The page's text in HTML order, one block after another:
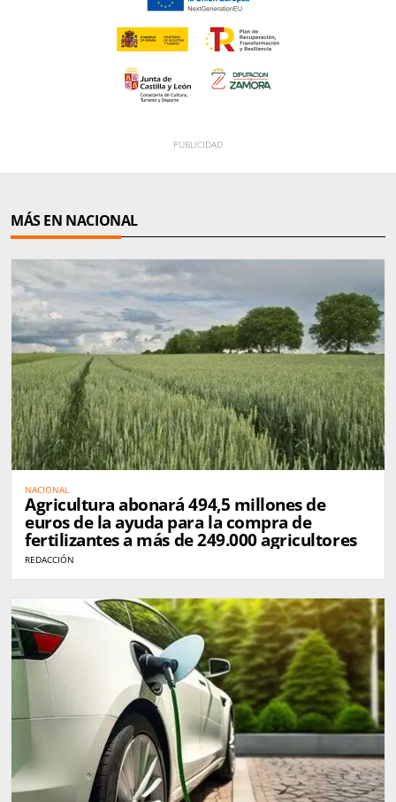
MÁS EN NACIONAL
NACIONAL
Agricultura abonará 494,5 millones de
euros de la ayuda para la compra de
fertilizantes a más de 249.000 agricultores
REDACCIÓN